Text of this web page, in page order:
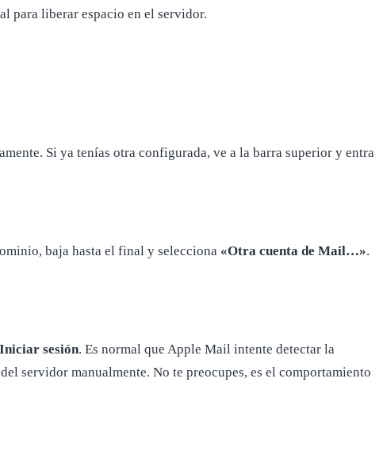
para liberar espacio en el servidor.
Si ya tenías otra configurada, ve a la barra superior y entra
baja hasta el final y selecciona «Otra cuenta de Mail…».
Iniciar sesión. Es normal que Apple Mail intente detectar la
servidor manualmente. No te preocupes, es el comportamiento